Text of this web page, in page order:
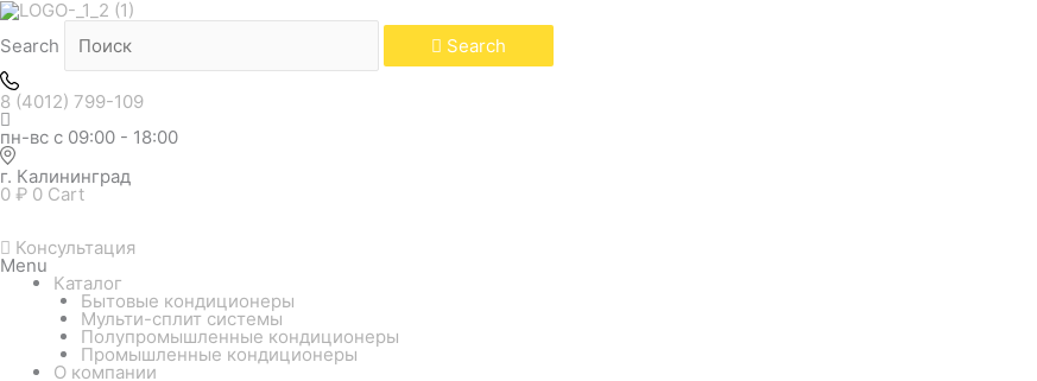
Search Search
8 (4012) 799-109
пн-вс с 09:00 - 18:00
г. Калининград
0 ₽ 0 Cart
Консультация
Menu
Каталог
Бытовые кондиционеры
Мульти-сплит системы
Полупромышленные кондиционеры
Промышленные кондиционеры
О компании
Количество
товара
Сплит-
Kentatsu
KOMASU
KSCB70HZRN1W/KSUNB70HZRN1
(напольно-
потолочный)